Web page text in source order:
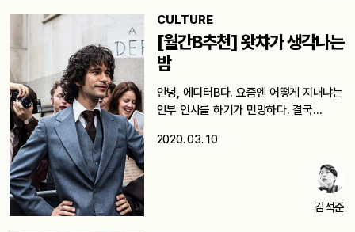
CULTURE
[월간B추천] 왓챠가 생각나는
밤
안녕, 에디터B다. 요즘엔 어떻게 지내냐는
안부 인사를 하기가 민망하다. 결국…
2020. 03. 10
김석준